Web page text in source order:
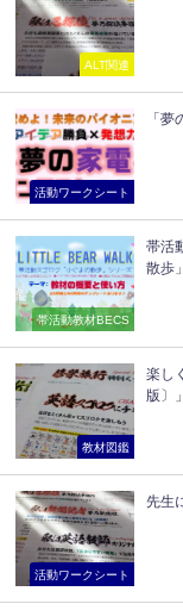
ALT関連
活動ワークシート
「夢
帯活動教材BECS
帯活
散歩
教材図鑑
楽し
版〕
活動ワークシート
先生